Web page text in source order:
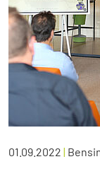
01.09.2022 |